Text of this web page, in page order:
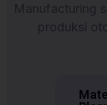
Manufacturing
produksi